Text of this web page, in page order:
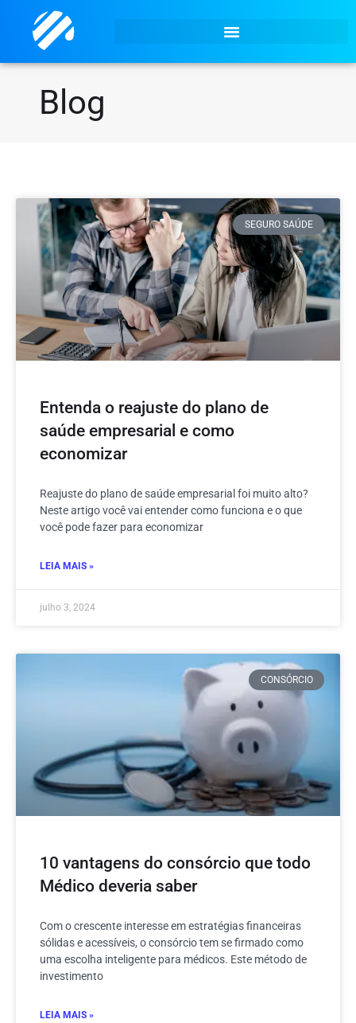
Blog
SEGURO SAÚDE
Entenda o reajuste do plano de
saúde empresarial e como
economizar
Reajuste do plano de saúde empresarial foi muito alto?
Neste artigo você vai entender como funciona e o que
você pode fazer para economizar
LEIA MAIS »
julho 3, 2024
CONSÓRCIO
10 vantagens do consórcio que todo
Médico deveria saber
Com o crescente interesse em estratégias financeiras
sólidas e acessíveis, o consórcio tem se firmado como
uma escolha inteligente para médicos. Este método de
investimento
LEIA MAIS »